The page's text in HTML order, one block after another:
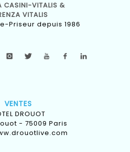
CASINI-VITALIS &
VITALIS
Priseur depuis 1986
VENTES
DROUOT
- 75009 Paris